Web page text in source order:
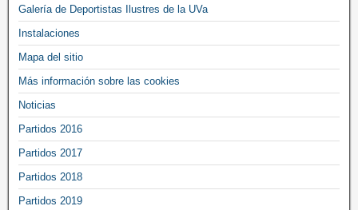
Galería de Deportistas Ilustres de la UVa
Instalaciones
Mapa del sitio
Más información sobre las cookies
Noticias
Partidos 2016
Partidos 2017
Partidos 2018
Partidos 2019